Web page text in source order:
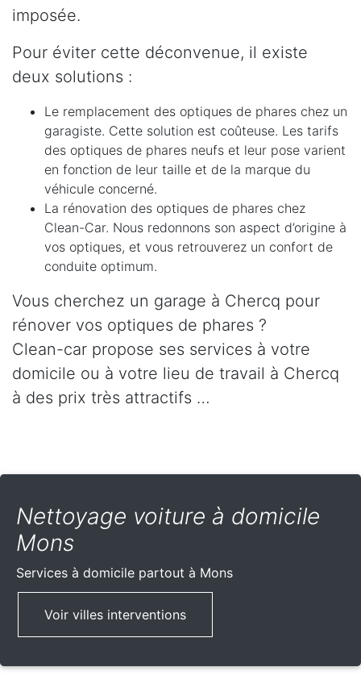
imposée.
Pour éviter cette déconvenue, il existe
deux solutions :
Le remplacement des optiques de phares chez un
garagiste. Cette solution est coûteuse. Les tarifs
des optiques de phares neufs et leur pose varient
en fonction de leur taille et de la marque du
véhicule concerné.
La rénovation des optiques de phares chez
Clean-Car. Nous redonnons son aspect d’origine à
vos optiques, et vous retrouverez un confort de
conduite optimum.
Vous cherchez un garage à Chercq pour
rénover vos optiques de phares ?
Clean-car propose ses services à votre
domicile ou à votre lieu de travail à Chercq
à des prix très attractifs …
Nettoyage voiture à domicile
Mons
Services à domicile partout à Mons
Voir villes interventions